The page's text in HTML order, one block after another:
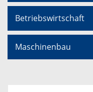
Betriebswirtschaft
Maschinenbau